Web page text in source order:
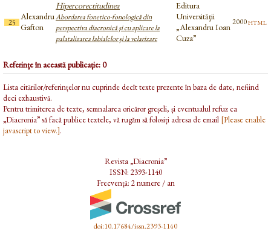
25
Alexandru
Gafton
Hipercorectitudinea
Abordarea fonetico-fonologică din
perspectiva diacronică şi cu aplicare la
palatalizarea labialelor şi la velarizare
Editura
Universităţii
„Alexandru Ioan
Cuza”
2000html
Referințe în această publicație: 0
Lista citărilor/referințelor nu cuprinde decît texte prezente în baza de date, nefiind
deci exhaustivă.
Pentru trimiterea de texte, semnalarea oricăror greșeli, și eventualul refuz ca
„Diacronia” să facă publice textele, vă rugăm să folosiți adresa de email [Please enable
javascript to view.].
Revista „Diacronia”
ISSN: 2393-1140
Frecvență: 2 numere / an
doi:10.17684/issn.2393-1140